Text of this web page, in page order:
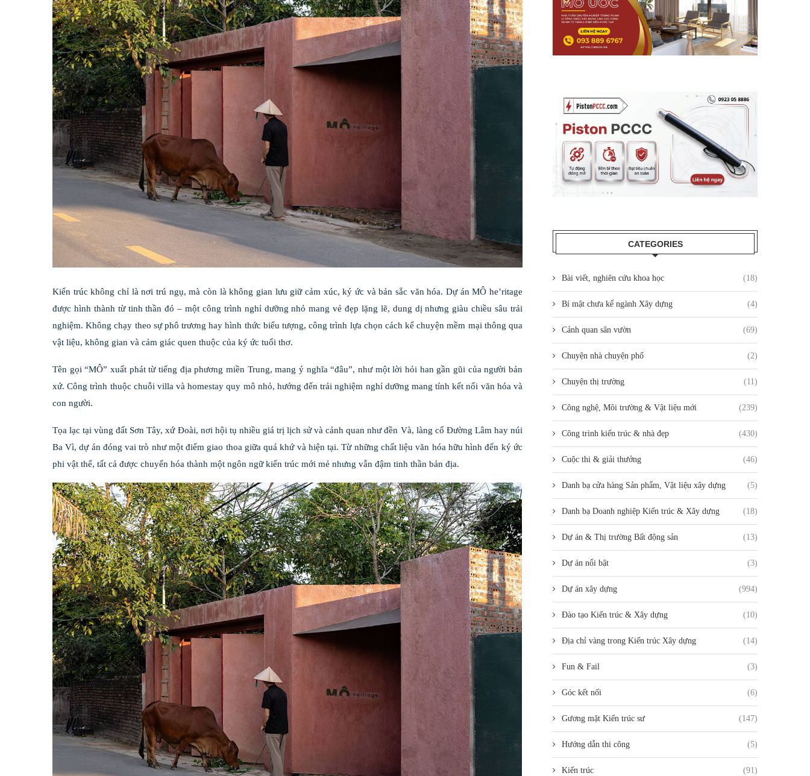
Kiến trúc không chỉ là nơi trú ngụ, mà còn là không gian lưu giữ cảm xúc, ký ức và bản sắc văn hóa. Dự án MÔ he’ritage
được hình thành từ tinh thần đó – một công trình nghỉ dưỡng nhỏ mang vẻ đẹp lặng lẽ, dung dị nhưng giàu chiều sâu trải
nghiệm. Không chạy theo sự phô trương hay hình thức biểu tượng, công trình lựa chọn cách kể chuyện mềm mại thông qua
vật liệu, không gian và cảm giác quen thuộc của ký ức tuổi thơ.
Tên gọi “MÔ” xuất phát từ tiếng địa phương miền Trung, mang ý nghĩa “đâu”, như một lời hỏi han gần gũi của người bản
xứ. Công trình thuộc chuỗi villa và homestay quy mô nhỏ, hướng đến trải nghiệm nghỉ dưỡng mang tính kết nối văn hóa và
con người.
Tọa lạc tại vùng đất Sơn Tây, xứ Đoài, nơi hội tụ nhiều giá trị lịch sử và cảnh quan như đền Và, làng cổ Đường Lâm hay núi
Ba Vì, dự án đóng vai trò như một điểm giao thoa giữa quá khứ và hiện tại. Từ những chất liệu văn hóa hữu hình đến ký ức
phi vật thể, tất cả được chuyển hóa thành một ngôn ngữ kiến trúc mới mẻ nhưng vẫn đậm tinh thần bản địa.
CATEGORIES
Bài viết, nghiên cứu khoa học (18)
Bí mật chưa kể ngành Xây dựng (4)
Cảnh quan sân vườn (69)
Chuyện nhà chuyện phố (2)
Chuyện thị trường (11)
Công nghệ, Môi trường & Vật liệu mới (239)
Công trình kiến trúc & nhà đẹp (430)
Cuộc thi & giải thưởng (46)
Danh bạ cửa hàng Sản phẩm, Vật liệu xây dựng (5)
Danh bạ Doanh nghiệp Kiến trúc & Xây dựng (18)
Dự án & Thị trường Bất động sản (13)
Dự án nổi bật (3)
Dự án xây dựng (994)
Đào tạo Kiến trúc & Xây dựng (10)
Địa chỉ vàng trong Kiến trúc Xây dựng (14)
Fun & Fail (3)
Góc kết nối (6)
Gương mặt Kiến trúc sư (147)
Hướng dẫn thi công (5)
Kiến trúc (91)